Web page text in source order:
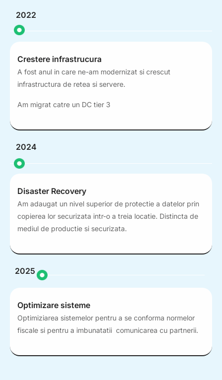
2022
Crestere infrastrucura
A fost anul in care ne-am modernizat si crescut
infrastructura de retea si servere.
Am migrat catre un DC tier 3
2024
Disaster Recovery
Am adaugat un nivel superior de protectie a datelor prin
copierea lor securizata intr-o a treia locatie. Distincta de
mediul de productie si securizata.
2025
Optimizare sisteme
Optimiziarea sistemelor pentru a se conforma normelor
fiscale si pentru a imbunatatii comunicarea cu partnerii.